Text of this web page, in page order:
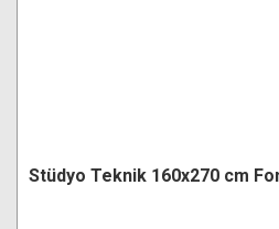
Stüdyo Teknik 160x270 cm